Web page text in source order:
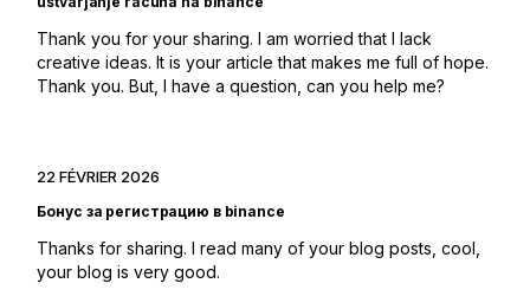
Thank you for your sharing. I am worried that I lack
creative ideas. It is your article that makes me full of hope.
Thank you. But, I have a question, can you help me?
22 FÉVRIER 2026
Бонус за регистрацию в binance
Thanks for sharing. I read many of your blog posts, cool,
your blog is very good.